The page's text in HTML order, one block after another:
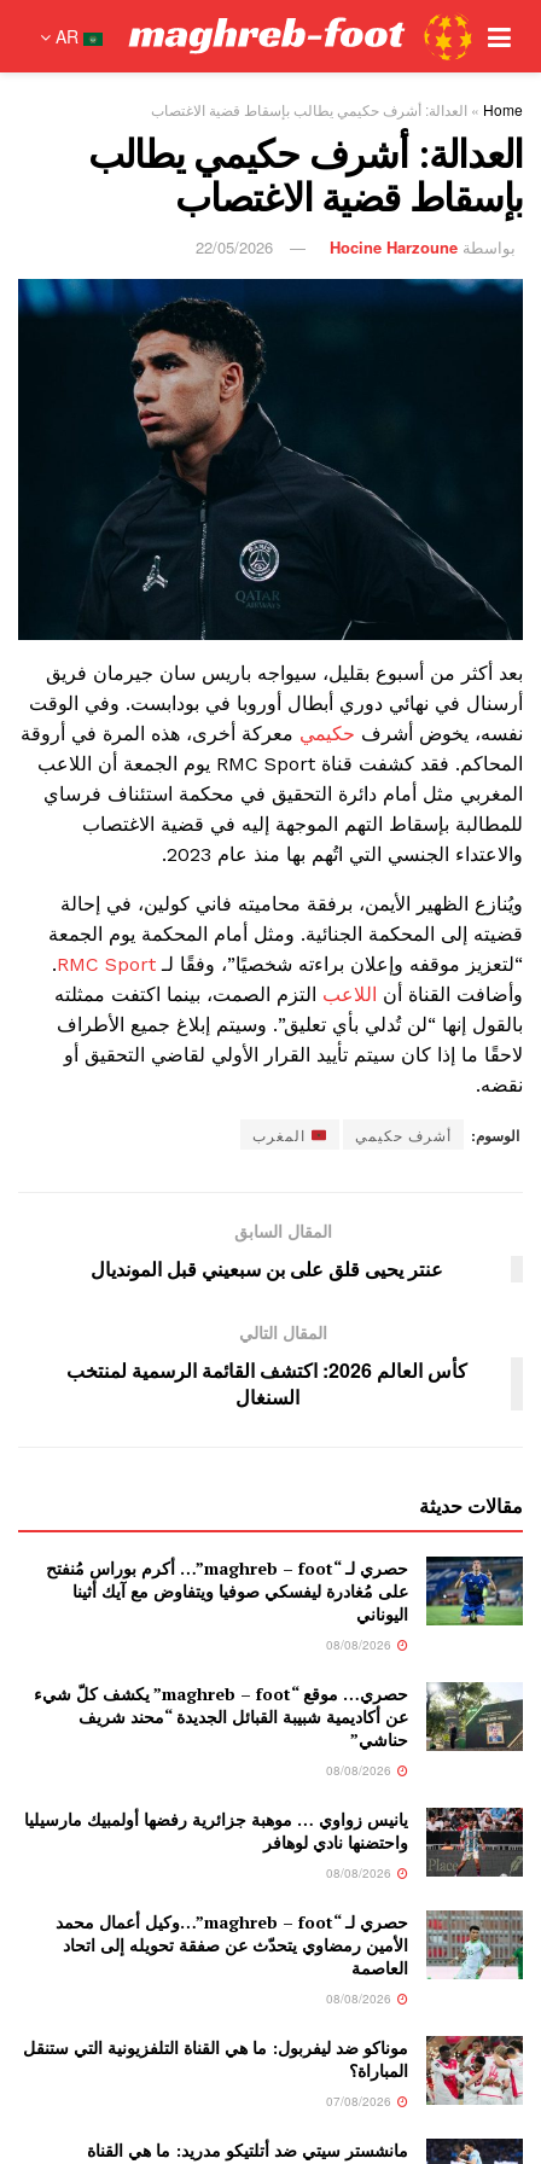
AR
Home
» العدالة: أشرف حكيمي يطالب بإسقاط قضية الاغتصاب
العدالة: أشرف حكيمي يطالب
بإسقاط قضية الاغتصاب
بواسطة Hocine Harzoune
22/05/2026
بعد أكثر من أسبوع بقليل، سيواجه باريس سان جيرمان فريق
أرسنال في نهائي دوري أبطال أوروبا في بودابست. وفي الوقت
نفسه، يخوض أشرف حكيمي معركة أخرى، هذه المرة في أروقة
المحاكم. فقد كشفت قناة RMC Sport يوم الجمعة أن اللاعب
المغربي مثل أمام دائرة التحقيق في محكمة استئناف فرساي
للمطالبة بإسقاط التهم الموجهة إليه في قضية الاغتصاب
والاعتداء الجنسي التي اتُهم بها منذ عام 2023.
ويُنازع الظهير الأيمن، برفقة محاميته فاني كولين، في إحالة
قضيته إلى المحكمة الجنائية. ومثل أمام المحكمة يوم الجمعة
“لتعزيز موقفه وإعلان براءته شخصيًا”، وفقًا لـ RMC Sport
.
وأضافت القناة أن اللاعب التزم الصمت، بينما اكتفت ممثلته
بالقول إنها “لن تُدلي بأي تعليق”. وسيتم إبلاغ جميع الأطراف
لاحقًا ما إذا كان سيتم تأييد القرار الأولي لقاضي التحقيق أو
نقضه.
الوسوم: أشرف حكيمي المغرب
المقال السابق
عنتر يحيى قلق على بن سبعيني قبل المونديال
المقال التالي
كأس العالم 2026: اكتشف القائمة الرسمية لمنتخب
السنغال
مقالات حديثة
حصري لـ “maghreb – foot”… أكرم بوراس مُنفتح
على مُغادرة ليفسكي صوفيا ويتفاوض مع آيك أثينا
اليوناني
حصري… موقع “maghreb – foot” يكشف كلّ شيء
عن أكاديمية شبيبة القبائل الجديدة “محند شريف
حناشي”
يانيس زواوي … موهبة جزائرية رفضها أولمبيك مارسيليا
واحتضنها نادي لوهافر
حصري لـ “maghreb – foot”…وكيل أعمال محمد
الأمين رمضاوي يتحدّث عن صفقة تحويله إلى اتحاد
العاصمة
موناكو ضد ليفربول: ما هي القناة التلفزيونية التي ستنقل
المباراة؟
مانشستر سيتي ضد أتلتيكو مدريد: ما هي القناة